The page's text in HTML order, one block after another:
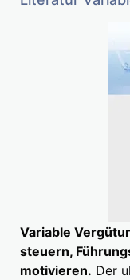
Variable
steuern,
motivieren. Der